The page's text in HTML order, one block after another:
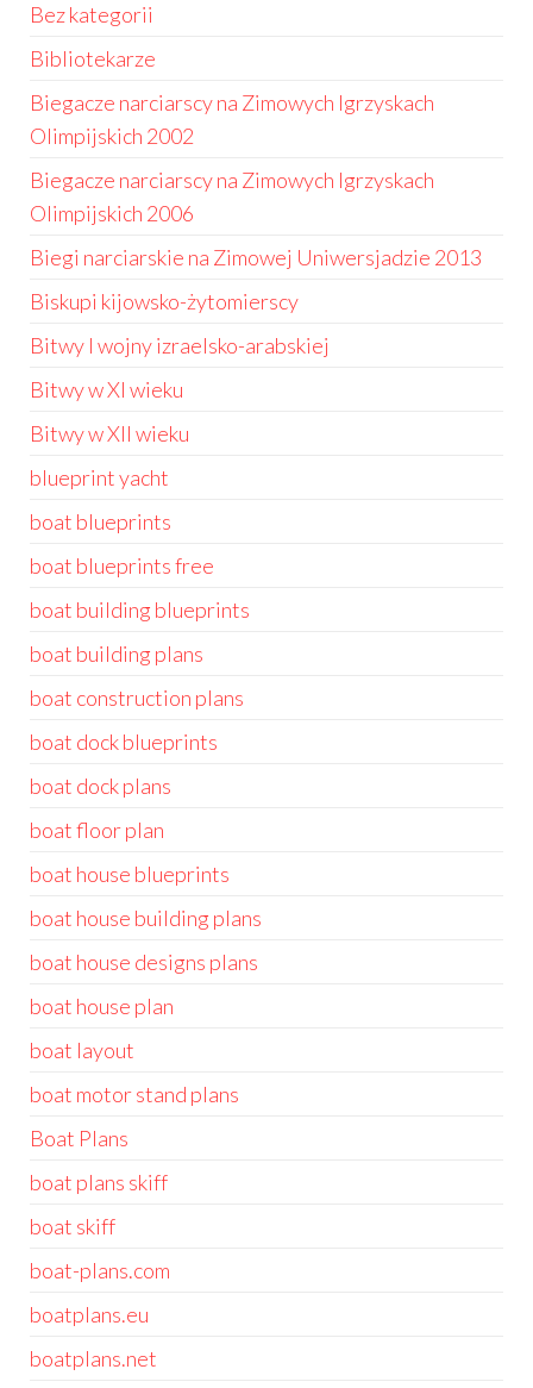
Bez kategorii
Bibliotekarze
Biegacze narciarscy na Zimowych Igrzyskach
Olimpijskich 2002
Biegacze narciarscy na Zimowych Igrzyskach
Olimpijskich 2006
Biegi narciarskie na Zimowej Uniwersjadzie 2013
Biskupi kijowsko-żytomierscy
Bitwy I wojny izraelsko-arabskiej
Bitwy w XI wieku
Bitwy w XII wieku
blueprint yacht
boat blueprints
boat blueprints free
boat building blueprints
boat building plans
boat construction plans
boat dock blueprints
boat dock plans
boat floor plan
boat house blueprints
boat house building plans
boat house designs plans
boat house plan
boat layout
boat motor stand plans
Boat Plans
boat plans skiff
boat skiff
boat-plans.com
boatplans.eu
boatplans.net